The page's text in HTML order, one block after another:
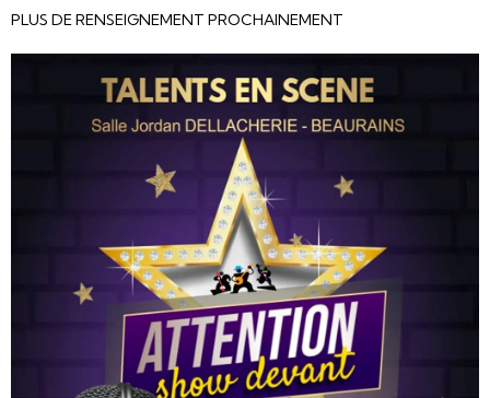
PLUS DE RENSEIGNEMENT PROCHAINEMENT